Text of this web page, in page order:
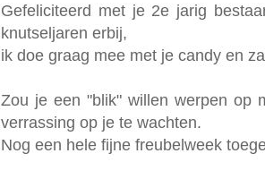
Gefeliciteerd met je 2e jarig
knutseljaren erbij,
ik doe graag mee met je candy en
Zou je een "blik" willen werpen op
verrassing op je te wachten.
Nog een hele fijne freubelweek